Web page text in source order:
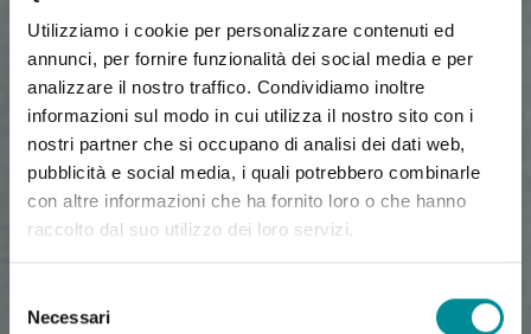
Utilizziamo i cookie per personalizzare contenuti ed
annunci, per fornire funzionalità dei social media e per
analizzare il nostro traffico. Condividiamo inoltre
informazioni sul modo in cui utilizza il nostro sito con i
nostri partner che si occupano di analisi dei dati web,
pubblicità e social media, i quali potrebbero combinarle
con altre informazioni che ha fornito loro o che hanno
raccolto dal suo utilizzo dei loro servizi.
delNecessari